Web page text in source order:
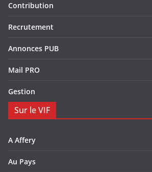
Contribution
Recrutement
Annonces PUB
Mail PRO
Gestion
Sur le VIF
A Affery
Au Pays